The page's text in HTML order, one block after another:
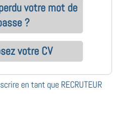
votre mot de
?
votre CV
en tant que RECRUTEUR